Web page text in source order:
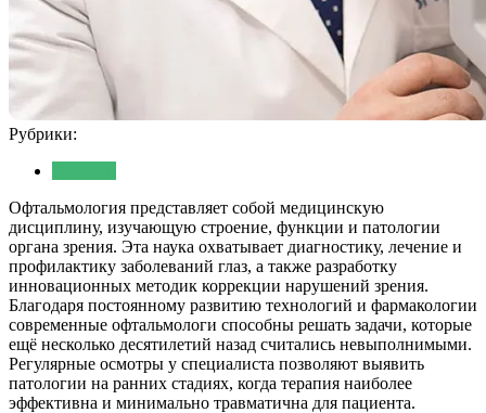
Рубрики:
Офтальмология представляет собой медицинскую
дисциплину, изучающую строение, функции и патологии
органа зрения. Эта наука охватывает диагностику, лечение и
профилактику заболеваний глаз, а также разработку
инновационных методик коррекции нарушений зрения.
Благодаря постоянному развитию технологий и фармакологии
современные офтальмологи способны решать задачи, которые
ещё несколько десятилетий назад считались невыполнимыми.
Регулярные осмотры у специалиста позволяют выявить
патологии на ранних стадиях, когда терапия наиболее
эффективна и минимально травматична для пациента.